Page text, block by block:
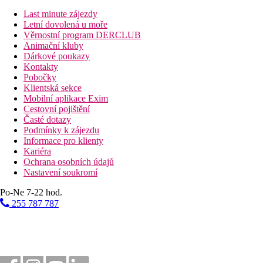
17 km
Vzdálenost od nejbližšího letiště
200 m
Autobusová stanice
7 km
Turistické centrum
Pláž
Plážová dovolená
Bazény
Lehátka u bazénu
Last minute zájezdy
Letní dovolená u moře
Věrnostní program DERCLUB
Animační kluby
Dárkové poukazy
Kontakty
Pobočky
Klientská sekce
Mobilní aplikace Exim
Cestovní pojištění
Časté dotazy
Podmínky k zájezdu
Informace pro klienty
Kariéra
Ochrana osobních údajů
Nastavení soukromí
Po-Ne 7-22 hod.
255 787 787